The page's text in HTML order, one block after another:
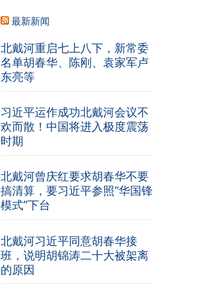
最新新闻
北戴河重启七上八下，新常委
名单胡春华、陈刚、袁家军卢
东亮等
习近平运作成功北戴河会议不
欢而散！中国将进入极度震荡
时期
北戴河曾庆红要求胡春华不要
搞清算，要习近平参照“华国锋
模式”下台
北戴河习近平同意胡春华接
班，说明胡锦涛二十大被架离
的原因